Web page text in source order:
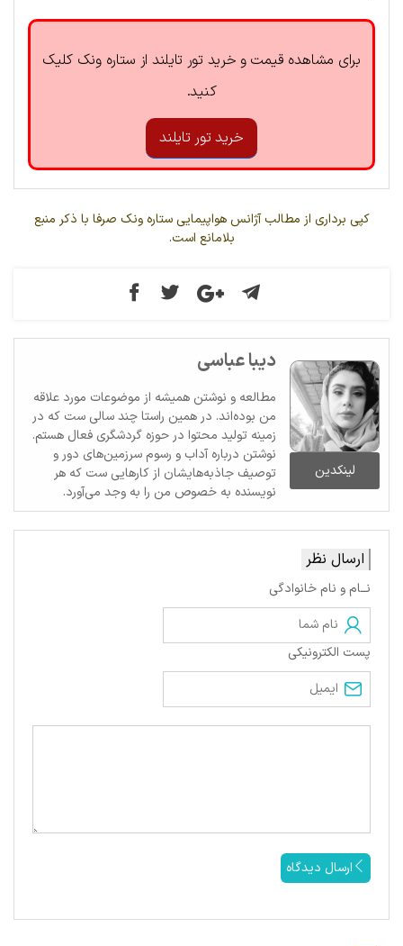
برای مشاهده قیمت و خرید تور تایلند از ستاره ونک کلیک
کنید.
خرید تور تایلند
کپی برداری از مطالب آژانس هواپیمایی ستاره ونک صرفا با ذکر منبع
بلامانع است.
لینکدین
دیبا عباسی
مطالعه و نوشتن همیشه از موضوعات مورد علاقه
من بوده‌اند. در همین راستا چند سالی ست که در
زمینه تولید محتوا در حوزه گردشگری فعال هستم.
نوشتن درباره آداب و رسوم سرزمین‌های دور و
توصیف جاذبه‌هایشان از کارهایی ست که هر
نویسنده به خصوص من را به وجد می‌آورد.
ارسال نظر
نــام و نام خانوادگی
پست الکترونیکی
ارسال دیدگاه